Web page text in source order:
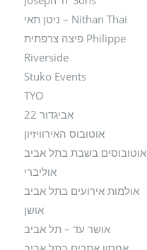
Nithan Thai – ניטן תאי
Philippe פיצה צרפתית
Riverside
Stuko Events
TYO
אביגדור 22
אוטובוס האירוויזיון
אוטובוסים בשבת בתל אביב
אוליברי
אולמות אירועים בתל אביב
אושן
אושר עד – תל אביב